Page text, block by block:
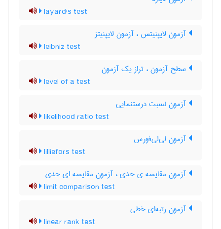
layard's test
آزمون لایپنیتس ، آزمون لایپنیتز
leibniz test
سطح آزمون ، تراز یک آزمون
level of a test
آزمون نسبت درستنمایی
likelihood ratio test
آزمون لی‌لی‌فورس
lilliefors test
آزمون مقایسه ی حدی ، آزمون مقایسه ای حدی
limit comparison test
آزمون رتبه‌ای خطی
linear rank test